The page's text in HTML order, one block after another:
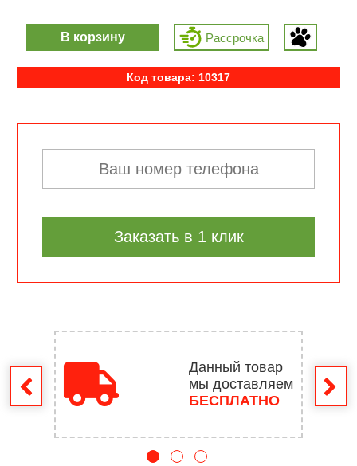
В корзину Рассрочка
Код товара: 10317
Заказать в 1 клик
Данный товар
мы доставляем
БЕСПЛАТНО